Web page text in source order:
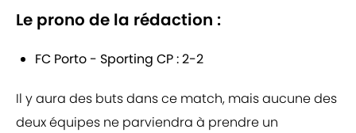
Le prono de la rédaction :
FC Porto - Sporting CP : 2-2
Il y aura des buts dans ce match, mais aucune des
deux équipes ne parviendra à prendre un